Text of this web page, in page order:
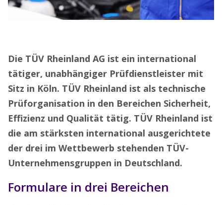
Die TÜV Rheinland AG ist ein international
tätiger, unabhängiger Prüfdienstleister mit
Sitz in Köln. TÜV Rheinland ist als technische
Prüforganisation in den Bereichen Sicherheit,
Effizienz und Qualität tätig. TÜV Rheinland ist
die am stärksten international ausgerichtete
der drei im Wettbewerb stehenden TÜV-
Unternehmensgruppen in Deutschland.
Formulare in drei Bereichen